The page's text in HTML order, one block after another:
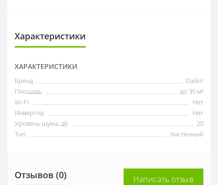
Характеристики
ХАРАКТЕРИСТИКИ
Бренд
Daikin
Площадь
до 35 м²
Wi-Fi
Нет
Инвертор
Нет
Уровень шума, дБ
20
Тип
Настенный
Отзывов (0) Написать отзыв